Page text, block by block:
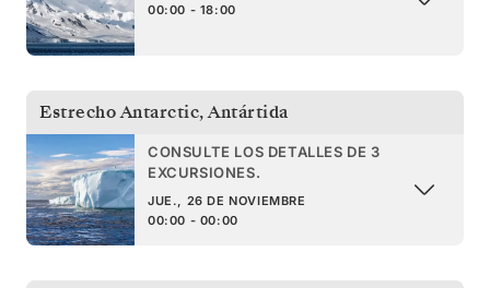
00:00 - 18:00
Estrecho Antarctic,Antártida
CONSULTE LOS DETALLES DE 3
EXCURSIONES.
JUE., 26 DE NOVIEMBRE
00:00 - 00:00